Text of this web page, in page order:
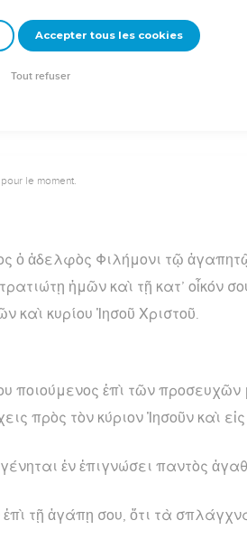
Inc.® Used by permission. All rights
le moment.
ὁ ἀδελφὸς Φιλήμονι τῷ
ἡμῶν καὶ τῇ κατ’ οἶκόν σου
καὶ κυρίου Ἰησοῦ Χριστοῦ.
ποιούμενος ἐπὶ τῶν προσευχῶν
πρὸς τὸν κύριον Ἰησοῦν καὶ
ἐν ἐπιγνώσει παντὸς
τῇ ἀγάπῃ σου, ὅτι τὰ
Accepter tous les cookies
Tout refuser